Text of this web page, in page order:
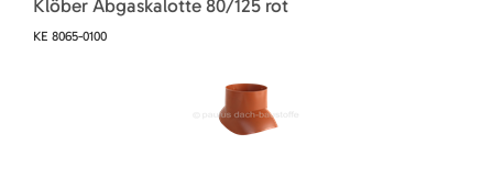
Klöber Abgaskalotte 80/125 rot
KE 8065-0100